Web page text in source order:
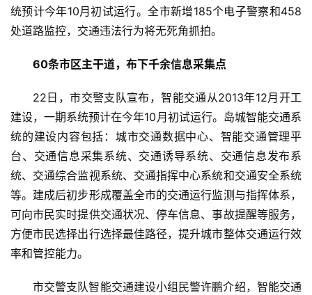
统预计今年10月初试运行。全市新增185个电子警察和458
处道路监控，交通违法行为将无死角抓拍。
60条市区主干道，布下千余信息采集点
22日，市交警支队宣布，智能交通从2013年12月开工
建设，一期系统预计在今年10月初试运行。岛城智能交通系
统的建设内容包括：城市交通数据中心、智能交通管理平
台、交通信息采集系统、交通诱导系统、交通信息发布系
统、交通综合监视系统、交通指挥中心系统和交通安全系统
等。建成后初步形成覆盖全市的交通运行监测与指挥体系，
可向市民实时提供交通状况、停车信息、事故提醒等服务，
方便市民选择出行选择最佳路径，提升城市整体交通运行效
率和管控能力。
市交警支队智能交通建设小组民警许鹏介绍，智能交通